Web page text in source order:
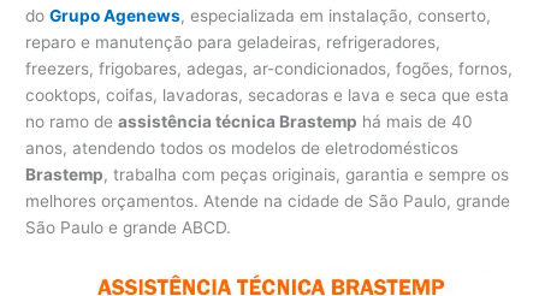
doGrupo Agenews, especializada em instalação, conserto,
reparo e manutenção para geladeiras, refrigeradores,
freezers, frigobares, adegas, ar-condicionados, fogões, fornos,
cooktops, coifas, lavadoras, secadoras e lava e seca que esta
no ramo deassistência técnica Brastemp há mais de 40
anos, atendendo todos os modelos de eletrodomésticos
Brastemp, trabalha com peças originais, garantia e sempre os
melhores orçamentos. Atende na cidade de São Paulo, grande
São Paulo e grande ABCD.